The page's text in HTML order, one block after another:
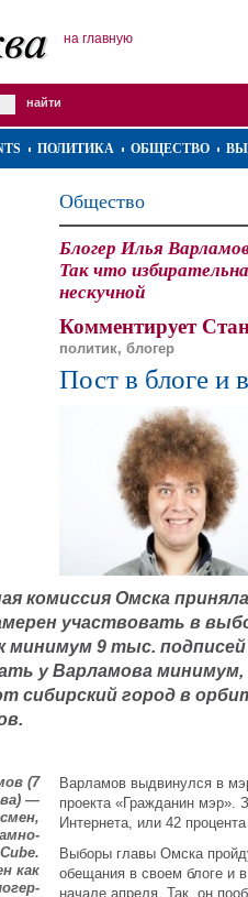
на главную
ПОЛИТИКА ОБЩЕСТВО
Общество
Блогер Илья
Так что
нескучной
Комментирует
политик, блогер
Пост в блоге и
комиссия Омска
участвовать в
минимум 9 тыс.
у Варламова минимум,
сибирский город в
(7
—
как
Варламов выдвинулся в
проекта «Гражданин мэр».
Интернета, или 42
Выборы главы Омска
обещания в своем блоге и
начале апреля. Так, он